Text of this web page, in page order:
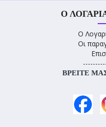
Ο
Ο
Οι
ΒΡΕΊΤΕ